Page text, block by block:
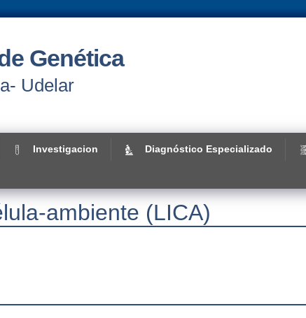
Genética
Udelar
Investigacion Diagnóstico Especializado
ambiente (LICA)